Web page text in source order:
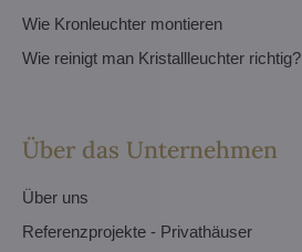
Wie Kronleuchter montieren
Wie reinigt man Kristallleuchter richtig?
Über das Unternehmen
Über uns
Referenzprojekte - Privathäuser